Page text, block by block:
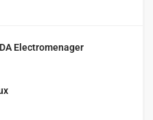
Electromenager